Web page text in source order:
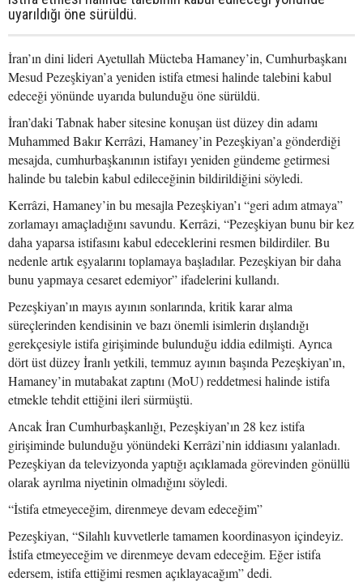
uyarıldığı öne sürüldü.
İran’ın dini lideri Ayetullah Mücteba Hamaney’in, Cumhurbaşkanı
Mesud Pezeşkiyan’a yeniden istifa etmesi halinde talebini kabul
edeceği yönünde uyarıda bulunduğu öne sürüldü.
İran’daki Tabnak haber sitesine konuşan üst düzey din adamı
Muhammed Bakır Kerrâzi, Hamaney’in Pezeşkiyan’a gönderdiği
mesajda, cumhurbaşkanının istifayı yeniden gündeme getirmesi
halinde bu talebin kabul edileceğinin bildirildiğini söyledi.
Kerrâzi, Hamaney’in bu mesajla Pezeşkiyan’ı “geri adım atmaya”
zorlamayı amaçladığını savundu. Kerrâzi, “Pezeşkiyan bunu bir kez
daha yaparsa istifasını kabul edeceklerini resmen bildirdiler. Bu
nedenle artık eşyalarını toplamaya başladılar. Pezeşkiyan bir daha
bunu yapmaya cesaret edemiyor” ifadelerini kullandı.
Pezeşkiyan’ın mayıs ayının sonlarında, kritik karar alma
süreçlerinden kendisinin ve bazı önemli isimlerin dışlandığı
gerekçesiyle istifa girişiminde bulunduğu iddia edilmişti. Ayrıca
dört üst düzey İranlı yetkili, temmuz ayının başında Pezeşkiyan’ın,
Hamaney’in mutabakat zaptını (MoU) reddetmesi halinde istifa
etmekle tehdit ettiğini ileri sürmüştü.
Ancak İran Cumhurbaşkanlığı, Pezeşkiyan’ın 28 kez istifa
girişiminde bulunduğu yönündeki Kerrâzi’nin iddiasını yalanladı.
Pezeşkiyan da televizyonda yaptığı açıklamada görevinden gönüllü
olarak ayrılma niyetinin olmadığını söyledi.
“İstifa etmeyeceğim, direnmeye devam edeceğim”
Pezeşkiyan, “Silahlı kuvvetlerle tamamen koordinasyon içindeyiz.
İstifa etmeyeceğim ve direnmeye devam edeceğim. Eğer istifa
edersem, istifa ettiğimi resmen açıklayacağım” dedi.